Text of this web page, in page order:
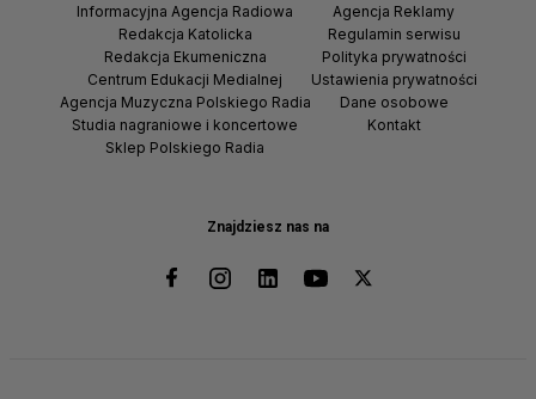
Znajdziesz nas na
Informacyjna Agencja Radiowa
Redakcja Katolicka
Redakcja Ekumeniczna
Centrum Edukacji Medialnej
Agencja Muzyczna Polskiego Radia
Studia nagraniowe i koncertowe
Sklep Polskiego Radia
Agencja Reklamy
Regulamin serwisu
Polityka prywatności
Ustawienia prywatności
Dane osobowe
Kontakt